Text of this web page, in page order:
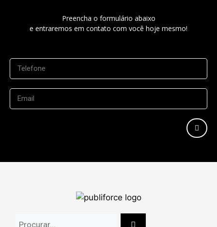
Preencha o formulário abaixo
e entraremos em contato com você hoje mesmo!